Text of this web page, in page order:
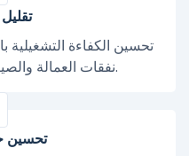
تحسين الكفاءة
نفقات العمالة والصيانة مع تقديم أداء مستمر.
تحسين